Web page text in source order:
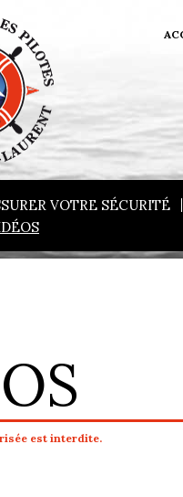
VOTRE SÉCURITÉ
est interdite.